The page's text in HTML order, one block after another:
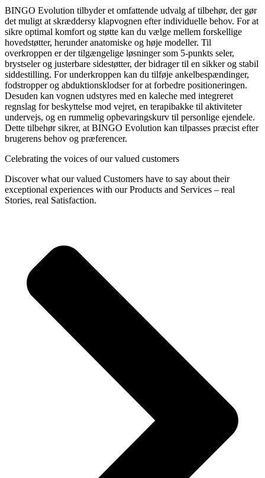
BINGO Evolution tilbyder et omfattende udvalg af tilbehør, der gør
det muligt at skræddersy klapvognen efter individuelle behov. For at
sikre optimal komfort og støtte kan du vælge mellem forskellige
hovedstøtter, herunder anatomiske og høje modeller. Til
overkroppen er der tilgængelige løsninger som 5-punkts seler,
brystseler og justerbare sidestøtter, der bidrager til en sikker og stabil
siddestilling. For underkroppen kan du tilføje ankelbespændinger,
fodstropper og abduktionsklodser for at forbedre positioneringen.
Desuden kan vognen udstyres med en kaleche med integreret
regnslag for beskyttelse mod vejret, en terapibakke til aktiviteter
undervejs, og en rummelig opbevaringskurv til personlige ejendele.
Dette tilbehør sikrer, at BINGO Evolution kan tilpasses præcist efter
brugerens behov og præferencer.
Celebrating the voices of our valued customers
Discover what our valued Customers have to say about their
exceptional experiences with our Products and Services – real
Stories, real Satisfaction.